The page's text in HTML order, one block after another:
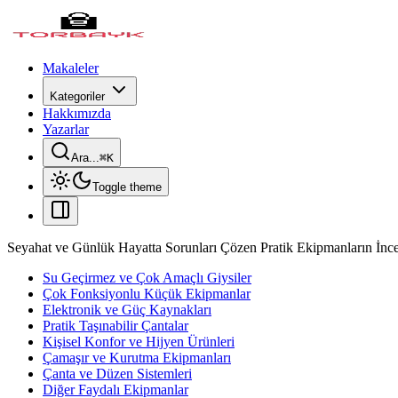
Makaleler
Kategoriler
Hakkımızda
Yazarlar
Ara...⌘K
Toggle theme
Seyahat ve Günlük Hayatta Sorunları Çözen Pratik Ekipmanların
Su Geçirmez ve Çok Amaçlı Giysiler
Çok Fonksiyonlu Küçük Ekipmanlar
Elektronik ve Güç Kaynakları
Pratik Taşınabilir Çantalar
Kişisel Konfor ve Hijyen Ürünleri
Çamaşır ve Kurutma Ekipmanları
Çanta ve Düzen Sistemleri
Diğer Faydalı Ekipmanlar